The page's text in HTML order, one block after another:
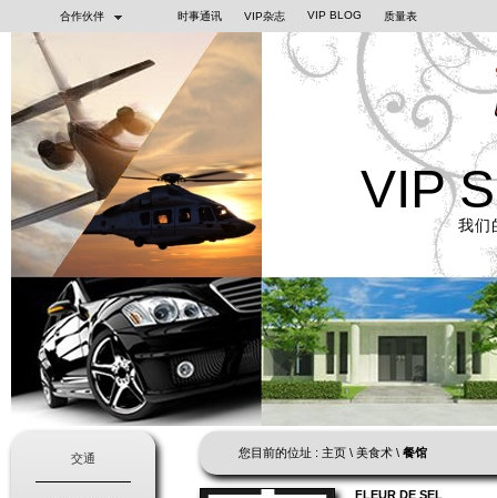
合作伙伴 时事通讯 VIP杂志 VIP BLOG 质量表
VIP
我们
交通 您目前的位址 : 主页 \ 美食术 \ 餐馆
FLEUR DE SEL